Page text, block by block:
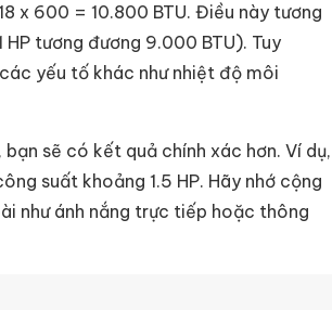
x 600 = 10.800 BTU. Điều này tương
tương đương 9.000 BTU). Tuy
yếu tố khác như nhiệt độ môi
sẽ có kết quả chính xác hơn. Ví dụ,
suất khoảng 1.5 HP. Hãy nhớ cộng
như ánh nắng trực tiếp hoặc thông